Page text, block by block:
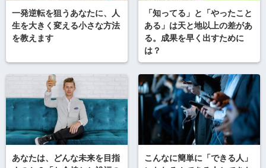
一発逆転を狙うあなたに、人
生を大きく変える小さな方法
を教えます
「知ってる」と「やったこと
ある」は天と地以上の差があ
る。成果を早く出すために
は？
あなたは、どんな未来を目指
こんなに簡単に「できる人」